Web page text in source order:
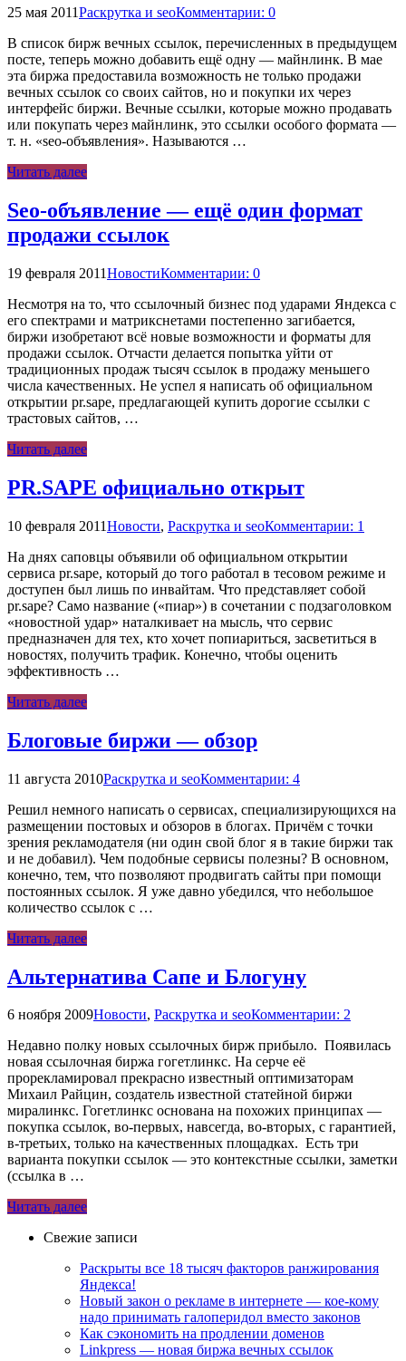
25 мая 2011Раскрутка и seoКомментарии: 0
В список бирж вечных ссылок, перечисленных в предыдущем
посте, теперь можно добавить ещё одну — майнлинк. В мае
эта биржа предоставила возможность не только продажи
вечных ссылок со своих сайтов, но и покупки их через
интерфейс биржи. Вечные ссылки, которые можно продавать
или покупать через майнлинк, это ссылки особого формата —
т. н. «seo-объявления». Называются …
Читать далее
Seo-объявление — ещё один формат
продажи ссылок
19 февраля 2011НовостиКомментарии: 0
Несмотря на то, что ссылочный бизнес под ударами Яндекса с
его спектрами и матрикснетами постепенно загибается,
биржи изобретают всё новые возможности и форматы для
продажи ссылок. Отчасти делается попытка уйти от
традиционных продаж тысяч ссылок в продажу меньшего
числа качественных. Не успел я написать об официальном
открытии pr.sape, предлагающей купить дорогие ссылки с
трастовых сайтов, …
Читать далее
PR.SAPE официально открыт
10 февраля 2011Новости, Раскрутка и seoКомментарии: 1
На днях саповцы объявили об официальном открытии
сервиса pr.sape, который до того работал в тесовом режиме и
доступен был лишь по инвайтам. Что представляет собой
pr.sape? Само название («пиар») в сочетании с подзаголовком
«новостной удар» наталкивает на мысль, что сервис
предназначен для тех, кто хочет попиариться, засветиться в
новостях, получить трафик. Конечно, чтобы оценить
эффективность …
Читать далее
Блоговые биржи — обзор
11 августа 2010Раскрутка и seoКомментарии: 4
Решил немного написать о сервисах, специализирующихся на
размещении постовых и обзоров в блогах. Причём с точки
зрения рекламодателя (ни один свой блог я в такие биржи так
и не добавил). Чем подобные сервисы полезны? В основном,
конечно, тем, что позволяют продвигать сайты при помощи
постоянных ссылок. Я уже давно убедился, что небольшое
количество ссылок с …
Читать далее
Альтернатива Сапе и Блогуну
6 ноября 2009Новости, Раскрутка и seoКомментарии: 2
Недавно полку новых ссылочных бирж прибыло. Появилась
новая ссылочная биржа гогетлинкс. На серче её
прорекламировал прекрасно известный оптимизаторам
Михаил Райцин, создатель известной статейной биржи
миралинкс. Гогетлинкс основана на похожих принципах —
покупка ссылок, во-первых, навсегда, во-вторых, с гарантией,
в-третьих, только на качественных площадках. Есть три
варианта покупки ссылок — это контекстные ссылки, заметки
(ссылка в …
Читать далее
Свежие записи
Раскрыты все 18 тысяч факторов ранжирования
Яндекса!
Новый закон о рекламе в интернете — кое-кому
надо принимать галоперидол вместо законов
Как сэкономить на продлении доменов
Linkpress — новая биржа вечных ссылок